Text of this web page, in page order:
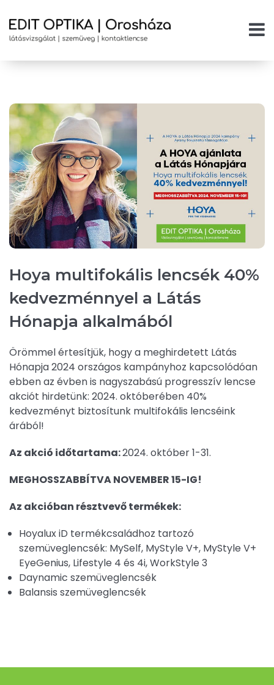
Hoya multifokális lencsék 40%
kedvezménnyel a Látás
Hónapja alkalmából
Örömmel értesítjük, hogy a meghirdetett Látás
Hónapja 2024 országos kampányhoz kapcsolódóan
ebben az évben is nagyszabású progresszív lencse
akciót hirdetünk: 2024. októberében 40%
kedvezményt biztosítunk multifokális lencséink
árából!
Az akció időtartama:2024. október 1-31.
MEGHOSSZABBÍTVA NOVEMBER 15-IG!
Az akcióban résztvevő termékek:
Hoyalux iD termékcsaládhoz tartozó
szemüveglencsék: MySelf, MyStyle V+, MyStyle V+
EyeGenius, Lifestyle 4 és 4i, WorkStyle 3
Daynamic szemüveglencsék
Balansis szemüveglencsék